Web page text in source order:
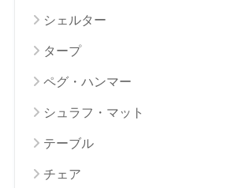
シェルター
タープ
ペグ・ハンマー
シュラフ・マット
テーブル
チェア